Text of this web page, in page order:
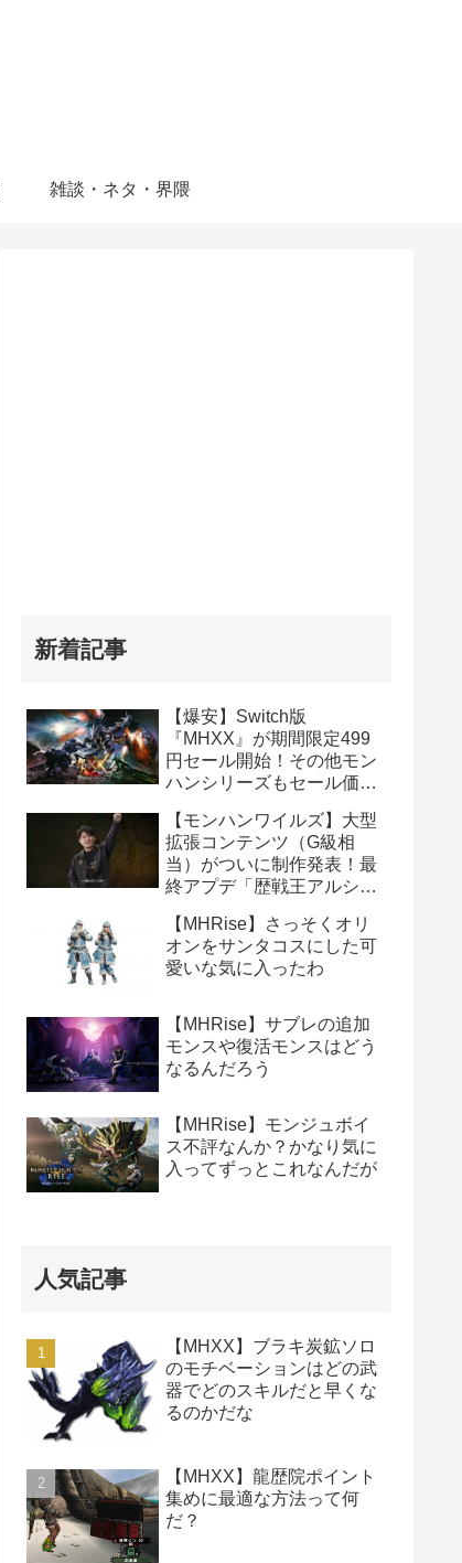
雑談・ネタ・界隈
新着記事
【爆安】Switch版
『MHXX』が期間限定499
円セール開始！その他モン
ハンシリーズもセール価格
【モンハンワイルズ】大型
拡張コンテンツ（G級相
当）がついに制作発表！最
終アプデ「歴戦王アルシュ
ント情報まとめ
【MHRise】さっそくオリ
オンをサンタコスにした可
愛いな気に入ったわ
【MHRise】サブレの追加
モンスや復活モンスはどう
なるんだろう
【MHRise】モンジュボイ
ス不評なんか？かなり気に
入ってずっとこれなんだが
人気記事
【MHXX】ブラキ炭鉱ソロ
のモチベーションはどの武
器でどのスキルだと早くな
るのかだな
【MHXX】龍歴院ポイント
集めに最適な方法って何
だ？